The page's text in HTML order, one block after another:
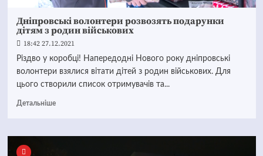
Дніпровські волонтери розвозять подарунки
дітям з родин військових
18:42 27.12.2021
Різдво у коробці! Напередодні Нового року дніпровські
волонтери взялися вітати дітей з родин військових. Для
цього створили список отримувачів та...
Детальніше